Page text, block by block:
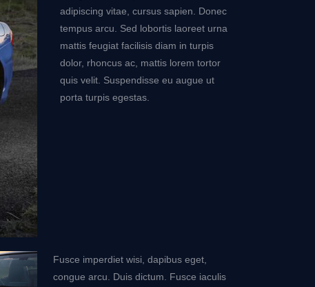
adipiscing vitae, cursus sapien. Donec
tempus arcu. Sed lobortis laoreet urna
mattis feugiat facilisis diam in turpis
dolor, rhoncus ac, mattis lorem tortor
quis velit. Suspendisse eu augue ut
porta turpis egestas.
Fusce imperdiet wisi, dapibus eget,
congue arcu. Duis dictum. Fusce iaculis